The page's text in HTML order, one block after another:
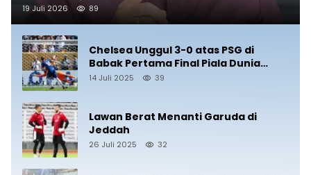
19 Juli 2026 89
Chelsea Unggul 3-0 atas PSG di
Babak Pertama Final Piala Dunia
Antarklub 2025
14 Juli 2025 39
Lawan Berat Menanti Garuda di
Jeddah
26 Juli 2025 32